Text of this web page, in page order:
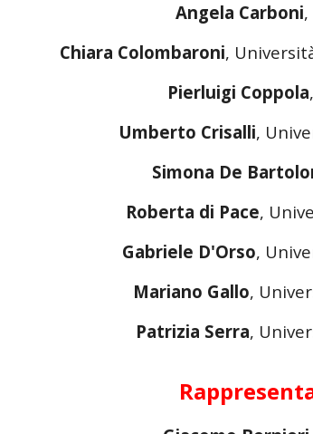
Angela Carboni
Chiara Colombaroni,
Pierluigi Coppola
Umberto Crisalli,
Simona De
Roberta di Pace,
Gabriele D'Orso,
Mariano Gallo,
Patrizia Serra,